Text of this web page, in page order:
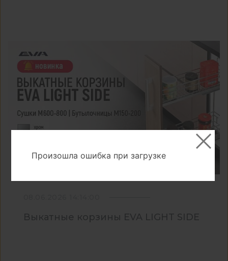
Выкатные корзины EVA LIGHT SIDE
Произошла ошибка при загрузке